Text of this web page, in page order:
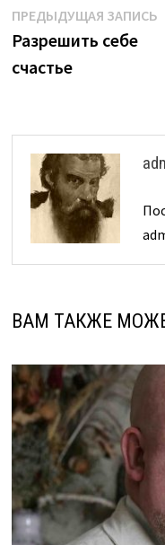
Навигация
по
ПРЕДЫДУЩАЯ ЗАПИСЬ
Разрешить себе
счастье
ВАМ ТАКЖЕ